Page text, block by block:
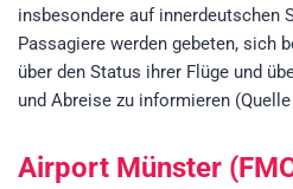
insbesondere auf innerdeutschen
Passagiere werden gebeten, sich
über den Status ihrer Flüge und
und Abreise zu informieren (Quelle
Airport Münster